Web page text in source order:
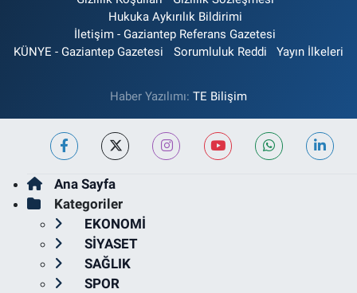
Hukuka Aykırılık Bildirimi
İletişim - Gaziantep Referans Gazetesi
KÜNYE - Gaziantep Gazetesi
Sorumluluk Reddi Yayın İlkeleri
Haber Yazılımı: TE Bilişim
Ana Sayfa
Kategoriler
EKONOMİ
SİYASET
SAĞLIK
SPOR